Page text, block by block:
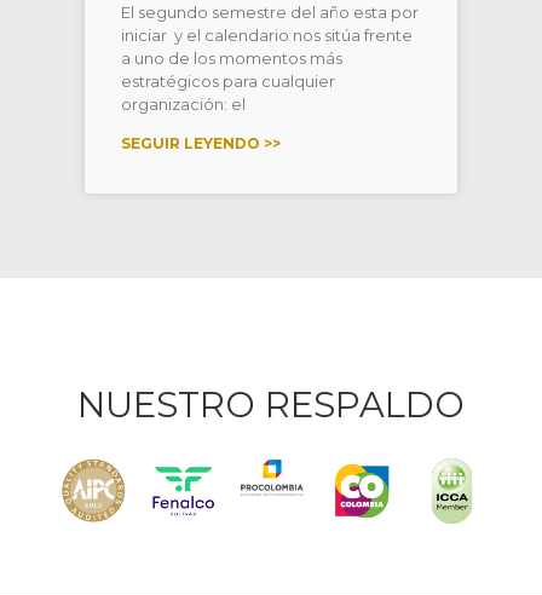
El segundo semestre del año esta por
iniciar y el calendario nos sitúa frente
a uno de los momentos más
estratégicos para cualquier
organización: el
SEGUIR LEYENDO >>
NUESTRO RESPALDO